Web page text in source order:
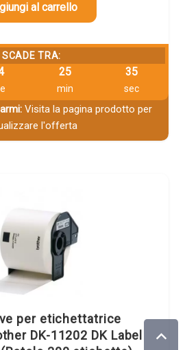
al carrello
SCADE TRA:
25
min
33
sec
Visita la pagina prodotto per
l'offerta
per etichettatrice
DK-11202 DK Label